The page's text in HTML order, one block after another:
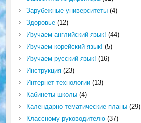
Зарубежные университеты(4)
Здоровье(12)
Изучаем английский язык! (44)
Изучаем корейский язык! (5)
Изучаем русский язык! (16)
Инструкция(23)
Интернет технологии(13)
Кабинеты школы(4)
Календарно-тематические планы(29)
Классному руководителю(37)